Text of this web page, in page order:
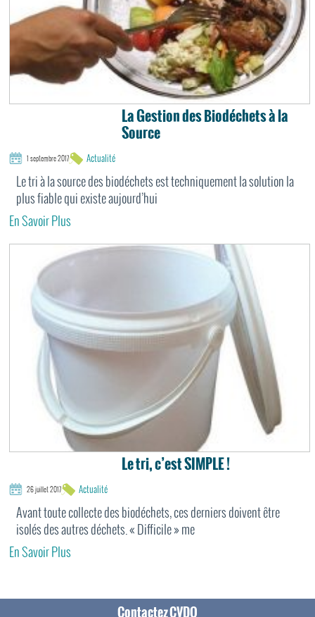
La Gestion des Biodéchets à la
Source
1 septembre 2017 Actualité
Le tri à la source des biodéchets est techniquement la solution la
plus fiable qui existe aujourd’hui
En Savoir Plus
Le tri, c’est SIMPLE !
26 juillet 2017 Actualité
Avant toute collecte des biodéchets, ces derniers doivent être
isolés des autres déchets. « Difficile » me
En Savoir Plus
Contactez CVDO